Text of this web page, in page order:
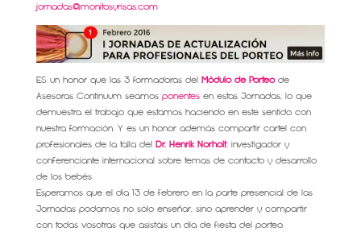
jornadas@monitosyrisas.com
ES un honor que las 3 formadoras delMódulo de Porteo de
Asesoras Continuum seamos ponentes en estas Jornadas, lo que
demuestra el trabajo que estamos haciendo en este sentido con
nuestra formación. Y es un honor además compartir cartel con
profesionales de la talla del Dr. Henrik Norholt, investigador y
conferenciante internacional sobre temas de contacto y desarrollo
de los bebés.
Esperamos que el día 13 de febrero en la parte presencial de las
Jornadas podamos no sólo enseñar, sino aprender y compartir
con todas vosotras que asistáis un día de fiesta del porteo.